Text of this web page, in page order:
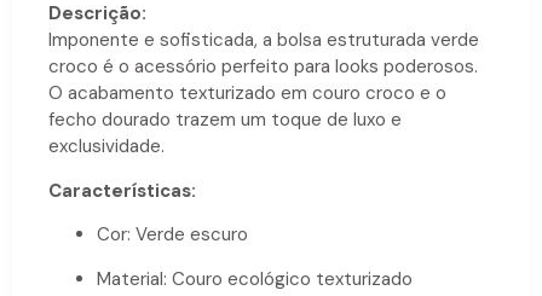
Descrição:
Imponente e sofisticada, a bolsa estruturada verde
croco é o acessório perfeito para looks poderosos.
O acabamento texturizado em couro croco e o
fecho dourado trazem um toque de luxo e
exclusividade.
Características:
Cor: Verde escuro
Material: Couro ecológico texturizado